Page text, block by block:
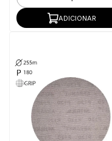
ADICIONAR